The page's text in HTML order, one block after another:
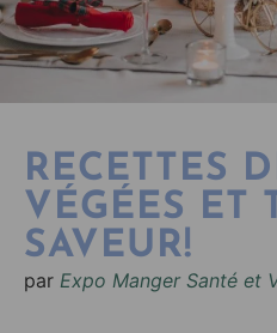
RECETTES
VÉGÉES ET
SAVEUR!
par Expo Manger Santé et